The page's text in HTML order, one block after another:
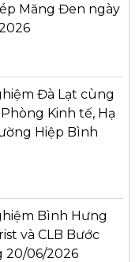
Măng Đen ngày
Đà Lạt cùng
Kinh tế, Hạ
Hiệp Bình
Bình Hưng
và CLB Bước
20/06/2026